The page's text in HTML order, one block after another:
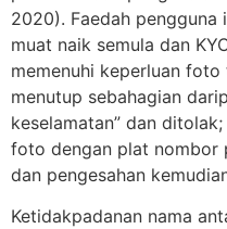
2020). Faedah pengguna
muat naik semula dan
memenuhi keperluan
menutup sebahagian
keselamatan” dan
foto dengan plat nombor
dan pengesahan
Ketidakpadanan nama